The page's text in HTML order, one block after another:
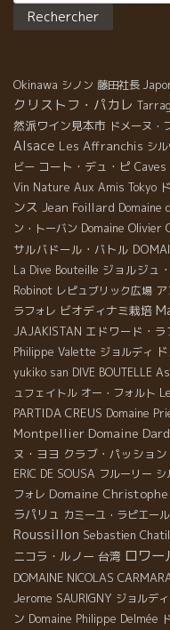
Okinawa シノン 藤田社長
クリストフ・パカレ
然派ワイン見本市 ドメーヌ・
Alsace Les Affranchis シ
ビー コート・デュ・ピ Caves
Vin Nature Aux Amis Tokyo
ンス Jean Foillard Domaine
ン・トーバン Domaine Olivier
サルバドール・バトル
La Dive Bouteille ジョルジュ
Robinot レピュブリック広場
ラフォレ ビオディナミ栽培
JAJAKISTAN エドワード・ラ
Philippe Valette ジョルディ
yukiko san DIVE BOUTELLE
ュフェイトル オー・フォルト
PARTIDA CREUS Domaine
Montpellier Domaine
ヌ・ヨヨ クラブ・パッショ
ERIC DE SOUSA フルーリー シ
フォレ Domaine
ラパリュ カミーユ・ラピエール
Roussillon Sebastien
ニコラ・ルノー 台湾 ロワー
DOMAINE NICOLAS
Jerome SAURIGNY ジョルデ
ン Domaine Philippe Delmée